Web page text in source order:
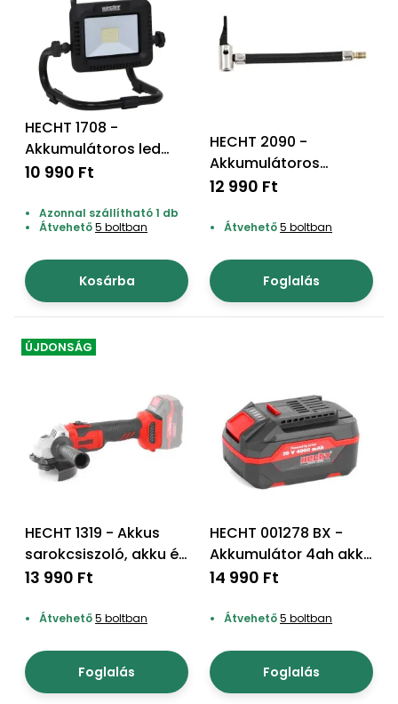
HECHT 1708 -
Akkumulátoros led
lámpa
10 990 Ft
Azonnal szállítható 1 db
Átvehető5 boltban
Kosárba
HECHT 2090 -
Akkumulátoros
kompresszor, akku és
12 990 Ft
Átvehető5 boltban
Foglalás
ÚJDONSÁG
HECHT 1319 - Akkus
sarokcsiszoló, akku és
töltő nem tartozék
13 990 Ft
Átvehető5 boltban
Foglalás
HECHT 001278 BX -
Akkumulátor 4ah akku
program 1278
14 990 Ft
Átvehető5 boltban
Foglalás